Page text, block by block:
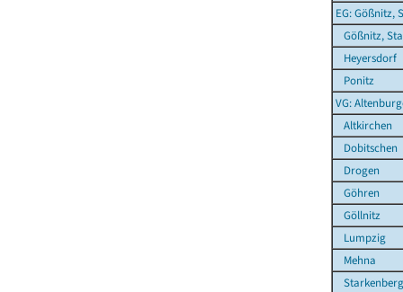
EG: Gößnitz,
Gößnitz,
Heyersdorf
Ponitz
VG:
Altkirchen
Dobitschen
Drogen
Göhren
Göllnitz
Lumpzig
Mehna
Starkenberg